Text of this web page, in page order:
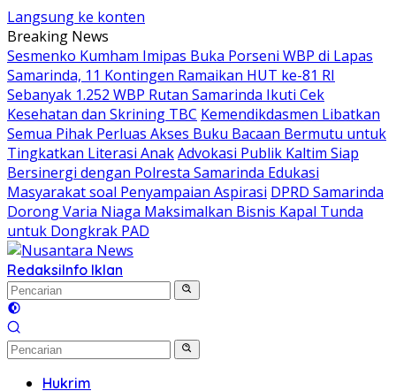
Langsung ke konten
Breaking News
Sesmenko Kumham Imipas Buka Porseni WBP di Lapas
Samarinda, 11 Kontingen Ramaikan HUT ke-81 RI
Sebanyak 1.252 WBP Rutan Samarinda Ikuti Cek
Kesehatan dan Skrining TBC Kemendikdasmen Libatkan
Semua Pihak Perluas Akses Buku Bacaan Bermutu untuk
Tingkatkan Literasi AnakAdvokasi Publik Kaltim Siap
Bersinergi dengan Polresta Samarinda Edukasi
Masyarakat soal Penyampaian Aspirasi DPRD Samarinda
Dorong Varia Niaga Maksimalkan Bisnis Kapal Tunda
untuk Dongkrak PAD
RedaksiInfo Iklan
Hukrim